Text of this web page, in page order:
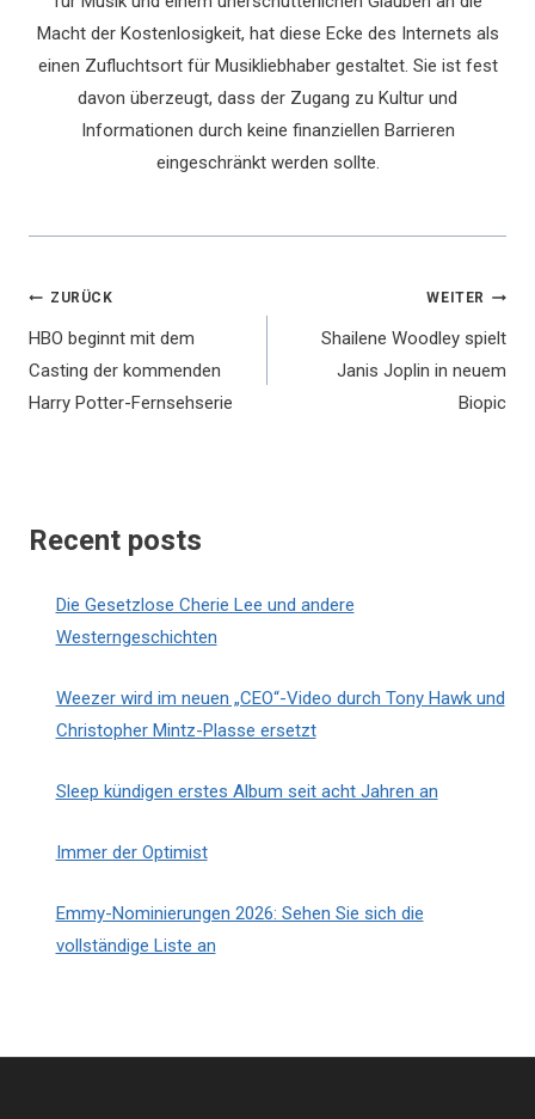
Macht der Kostenlosigkeit, hat diese Ecke des Internets als
einen Zufluchtsort für Musikliebhaber gestaltet. Sie ist fest
davon überzeugt, dass der Zugang zu Kultur und
Informationen durch keine finanziellen Barrieren
eingeschränkt werden sollte.
Beitragsnavigation
ZURÜCK
HBO beginnt mit dem
Casting der kommenden
Harry Potter-Fernsehserie
WEITER
Shailene Woodley spielt
Janis Joplin in neuem
Biopic
Recent posts
Die Gesetzlose Cherie Lee und andere
Westerngeschichten
Weezer wird im neuen „CEO“-Video durch Tony Hawk und
Christopher Mintz-Plasse ersetzt
Sleep kündigen erstes Album seit acht Jahren an
Immer der Optimist
Emmy-Nominierungen 2026: Sehen Sie sich die
vollständige Liste an